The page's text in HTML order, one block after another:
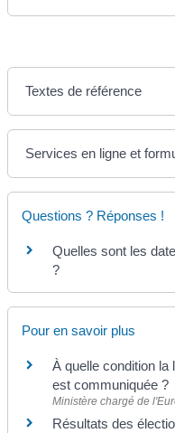
Textes de référence
Services en ligne et
Questions ? Réponses !
Quelles sont les
?
Pour en savoir plus
À quelle condition la
est communiquée ?
Ministère chargé de
Résultats des